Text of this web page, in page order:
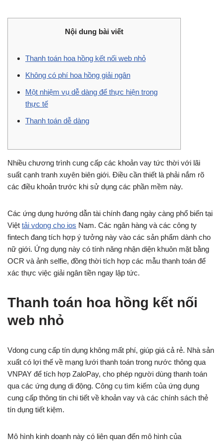
Nội dung bài viết
Thanh toán hoa hồng kết nối web nhỏ
Không có phí hoa hồng giải ngân
Một nhiệm vụ dễ dàng để thực hiện trong
thực tế
Thanh toán dễ dàng
Nhiều chương trình cung cấp các khoản vay tức thời với lãi
suất cạnh tranh xuyên biên giới. Điều cần thiết là phải nắm rõ
các điều khoản trước khi sử dụng các phần mềm này.
Các ứng dụng hướng dẫn tài chính đang ngày càng phổ biến tại
Việt tải vdong cho ios Nam. Các ngân hàng và các công ty
fintech đang tích hợp ý tưởng này vào các sản phẩm dành cho
nữ giới. Ứng dụng này có tính năng nhận diện khuôn mặt bằng
OCR và ảnh selfie, đồng thời tích hợp các mẫu thanh toán để
xác thực việc giải ngân tiền ngay lập tức.
Thanh toán hoa hồng kết nối
web nhỏ
Vdong cung cấp tín dụng không mất phí, giúp giá cả rẻ. Nhà sản
xuất có lợi thế về mạng lưới thanh toán trong nước thông qua
VNPAY để tích hợp ZaloPay, cho phép người dùng thanh toán
qua các ứng dụng di động. Công cụ tìm kiếm của ứng dụng
cung cấp thông tin chi tiết về khoản vay và các chính sách thẻ
tín dụng tiết kiệm.
Mô hình kinh doanh này có liên quan đến mô hình của